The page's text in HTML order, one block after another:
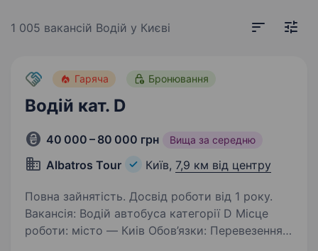
1 005 вакансій Водій у Києві
Гаряча Бронювання
Водій кат. D
40 000 – 80 000 грн Вища за середню
Albatros Tour Київ, 7,9 км від центру
Повна зайнятість. Досвід роботи від 1 року.
Вакансія: Водій автобуса категорії D Місце
роботи: місто — Киів Обов’язки: Перевезення